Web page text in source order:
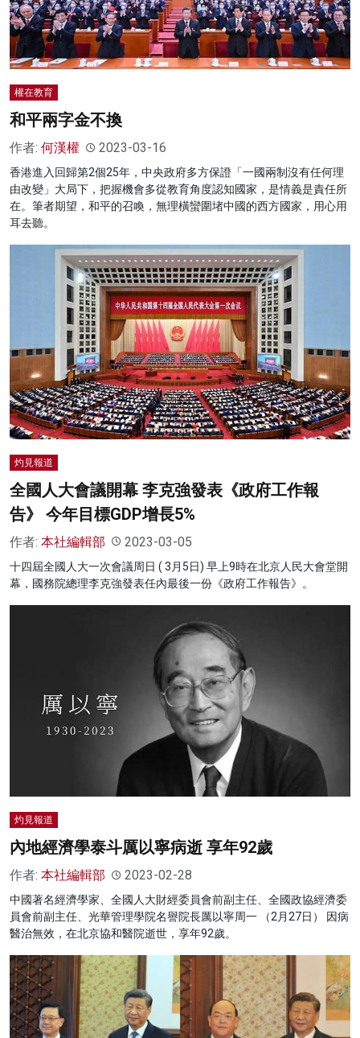
權在教育
和平兩字金不換
作者: 何漢權 2023-03-16
香港進入回歸第2個25年，中央政府多方保證「一國兩制沒有任何理
由改變」大局下，把握機會多從教育角度認知國家，是情義是責任所
在。筆者期望，和平的召喚，無理橫蠻圍堵中國的西方國家，用心用
耳去聽。
灼見報道
全國人大會議開幕 李克強發表《政府工作報
告》 今年目標GDP增長5%
作者: 本社編輯部 2023-03-05
十四屆全國人大一次會議周日 ( 3月5日) 早上9時在北京人民大會堂開
幕，國務院總理李克強發表任內最後一份《政府工作報告》。
灼見報道
內地經濟學泰斗厲以寧病逝 享年92歲
作者: 本社編輯部 2023-02-28
中國著名經濟學家、全國人大財經委員會前副主任、全國政協經濟委
員會前副主任、光華管理學院名譽院長厲以寧周一 （2月27日） 因病
醫治無效，在北京協和醫院逝世，享年92歲。